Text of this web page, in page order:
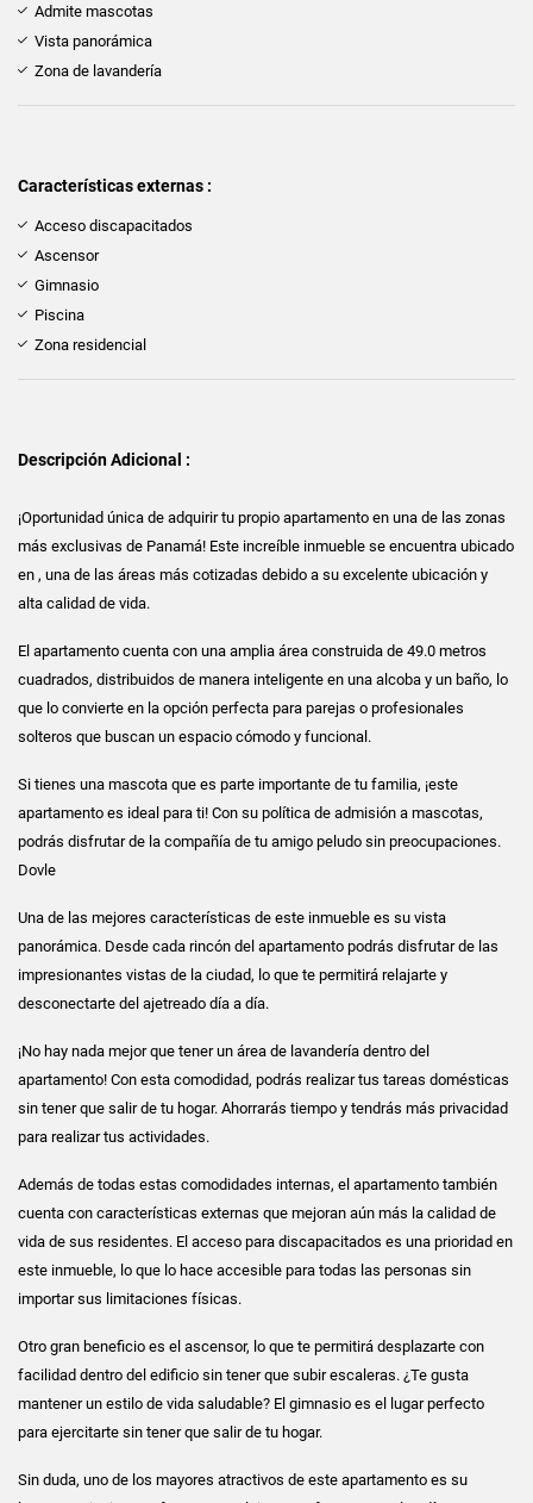
Admite mascotas
Vista panorámica
Zona de lavandería
Características externas :
Acceso discapacitados
Ascensor
Gimnasio
Piscina
Zona residencial
Descripción Adicional :
¡Oportunidad única de adquirir tu propio apartamento en una de las zonas
más exclusivas de Panamá! Este increíble inmueble se encuentra ubicado
en , una de las áreas más cotizadas debido a su excelente ubicación y
alta calidad de vida.
El apartamento cuenta con una amplia área construida de 49.0 metros
cuadrados, distribuidos de manera inteligente en una alcoba y un baño, lo
que lo convierte en la opción perfecta para parejas o profesionales
solteros que buscan un espacio cómodo y funcional.
Si tienes una mascota que es parte importante de tu familia, ¡este
apartamento es ideal para ti! Con su política de admisión a mascotas,
podrás disfrutar de la compañía de tu amigo peludo sin preocupaciones.
Dovle
Una de las mejores características de este inmueble es su vista
panorámica. Desde cada rincón del apartamento podrás disfrutar de las
impresionantes vistas de la ciudad, lo que te permitirá relajarte y
desconectarte del ajetreado día a día.
¡No hay nada mejor que tener un área de lavandería dentro del
apartamento! Con esta comodidad, podrás realizar tus tareas domésticas
sin tener que salir de tu hogar. Ahorrarás tiempo y tendrás más privacidad
para realizar tus actividades.
Además de todas estas comodidades internas, el apartamento también
cuenta con características externas que mejoran aún más la calidad de
vida de sus residentes. El acceso para discapacitados es una prioridad en
este inmueble, lo que lo hace accesible para todas las personas sin
importar sus limitaciones físicas.
Otro gran beneficio es el ascensor, lo que te permitirá desplazarte con
facilidad dentro del edificio sin tener que subir escaleras. ¿Te gusta
mantener un estilo de vida saludable? El gimnasio es el lugar perfecto
para ejercitarte sin tener que salir de tu hogar.
Sin duda, uno de los mayores atractivos de este apartamento es su